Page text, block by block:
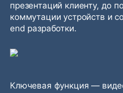
презентаций клиенту, до
коммутации устройств и
end разработки.
Ключевая функция —